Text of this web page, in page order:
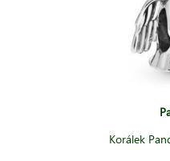
Korálek